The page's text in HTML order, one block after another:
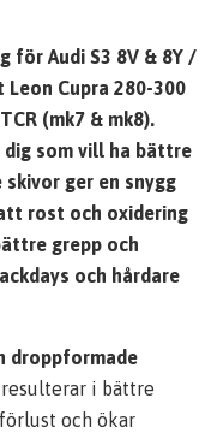
för Audi S3 8V & 8Y /
Leon Cupra 280-300
(mk7 & mk8).
som vill ha bättre
ger en snygg
rost och oxidering
grepp och
och hårdare
droppformade
i bättre
och ökar